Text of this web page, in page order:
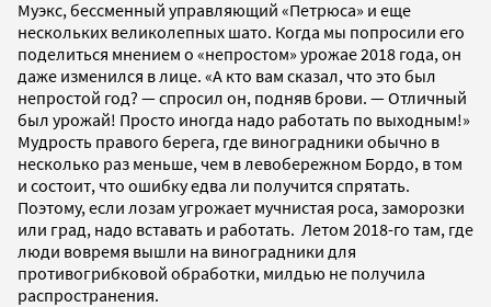
Муэкс, бессменный управляющий «Петрюса» и еще
нескольких великолепных шато. Когда мы попросили его
поделиться мнением о «непростом» урожае 2018 года, он
даже изменился в лице. «А кто вам сказал, что это был
непростой год? — спросил он, подняв брови. — Отличный
был урожай! Просто иногда надо работать по выходным!»
Мудрость правого берега, где виноградники обычно в
несколько раз меньше, чем в левобережном Бордо, в том
и состоит, что ошибку едва ли получится спрятать.
Поэтому, если лозам угрожает мучнистая роса, заморозки
или град, надо вставать и работать. Летом 2018-го там, где
люди вовремя вышли на виноградники для
противогрибковой обработки, милдью не получила
распространения.